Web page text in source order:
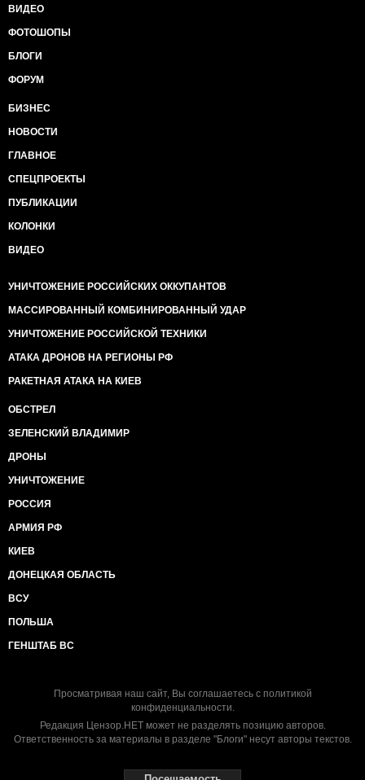
ВИДЕО
ФОТОШОПЫ
БЛОГИ
ФОРУМ
БИЗНЕС
НОВОСТИ
ГЛАВНОЕ
СПЕЦПРОЕКТЫ
ПУБЛИКАЦИИ
КОЛОНКИ
ВИДЕО
УНИЧТОЖЕНИЕ РОССИЙСКИХ ОККУПАНТОВ
МАССИРОВАННЫЙ КОМБИНИРОВАННЫЙ УДАР
УНИЧТОЖЕНИЕ РОССИЙСКОЙ ТЕХНИКИ
АТАКА ДРОНОВ НА РЕГИОНЫ РФ
РАКЕТНАЯ АТАКА НА КИЕВ
ОБСТРЕЛ
ЗЕЛЕНСКИЙ ВЛАДИМИР
ДРОНЫ
УНИЧТОЖЕНИЕ
РОССИЯ
АРМИЯ РФ
КИЕВ
ДОНЕЦКАЯ ОБЛАСТЬ
ВСУ
ПОЛЬША
ГЕНШТАБ ВС
Просматривая наш сайт, Вы соглашаетесь с политикой
конфиденциальности.
Редакция Цензор.НЕТ может не разделять позицию авторов.
Ответственность за материалы в разделе "Блоги" несут авторы текстов.